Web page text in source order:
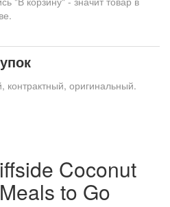
контрактный, оригинальный.
Coconut
to Go